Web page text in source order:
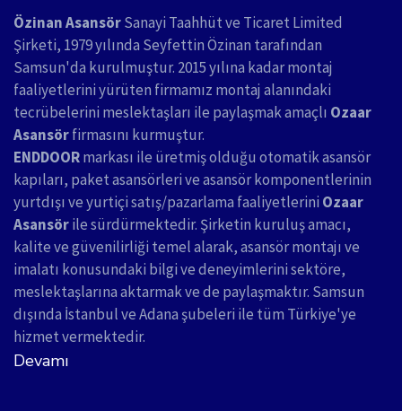
Özinan AsansörSanayi Taahhüt ve Ticaret Limited
Şirketi, 1979 yılında Seyfettin Özinan tarafından
Samsun'da kurulmuştur. 2015 yılına kadar montaj
faaliyetlerini yürüten firmamız montaj alanındaki
tecrübelerini meslektaşları ile paylaşmak amaçlı Ozaar
Asansörfirmasını kurmuştur.
ENDDOORmarkası ile üretmiş olduğu otomatik asansör
kapıları, paket asansörleri ve asansör komponentlerinin
yurtdışı ve yurtiçi satış/pazarlama faaliyetlerini Ozaar
Asansörile sürdürmektedir. Şirketin kuruluş amacı,
kalite ve güvenilirliği temel alarak, asansör montajı ve
imalatı konusundaki bilgi ve deneyimlerini sektöre,
meslektaşlarına aktarmak ve de paylaşmaktır. Samsun
dışında İstanbul ve Adana şubeleri ile tüm Türkiye'ye
hizmet vermektedir.
Devamı